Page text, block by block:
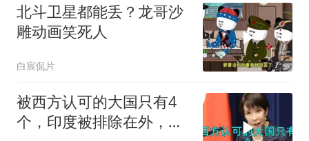
北斗卫星都能丢？龙哥沙
雕动画笑死人
白宸侃片
被西方认可的大国只有4
个，印度被排除在外，为